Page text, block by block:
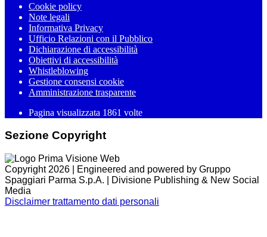
Cookie policy
Note legali
Informativa Privacy
Ufficio Relazioni con il Pubblico
Dichiarazione di accessibilità
Obiettivi di accessibilità
Whistleblowing
Gestione consensi cookie
Amministrazione trasparente
Pagina visualizzata 1861 volte
Sezione Copyright
Copyright 2026 | Engineered and powered by Gruppo
Spaggiari Parma S.p.A. | Divisione Publishing & New Social
Media
Disclaimer trattamento dati personali